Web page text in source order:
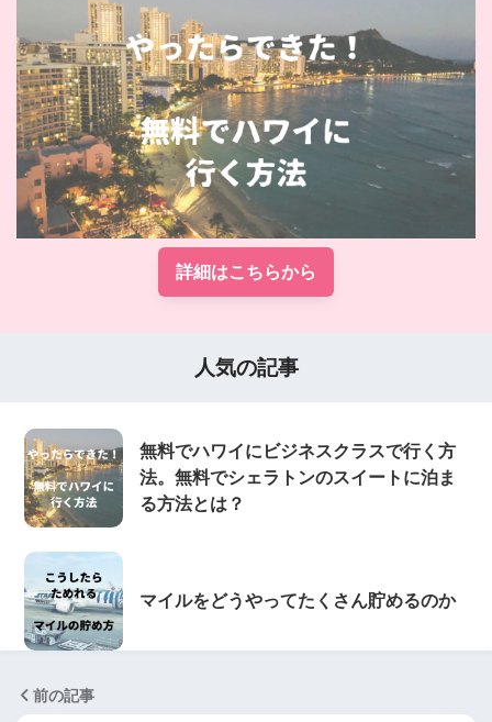
詳細はこちらから
人気の記事
無料でハワイにビジネスクラスで行く方
法。無料でシェラトンのスイートに泊ま
る方法とは？
マイルをどうやってたくさん貯めるのか
前の記事